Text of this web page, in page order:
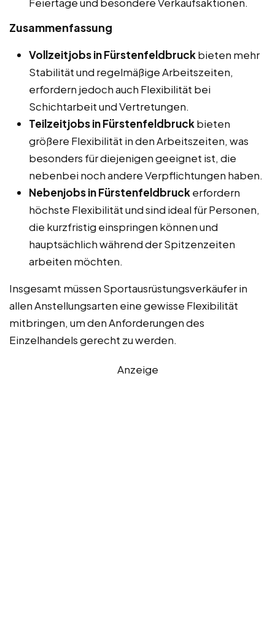
Zusammenfassung
Vollzeitjobs in Fürstenfeldbruckbieten mehr
Stabilität und regelmäßige Arbeitszeiten,
erfordern jedoch auch Flexibilität bei
Schichtarbeit und Vertretungen.
Teilzeitjobs in Fürstenfeldbruckbieten
größere Flexibilität in den Arbeitszeiten, was
besonders für diejenigen geeignet ist, die
nebenbei noch andere Verpflichtungen haben.
Nebenjobs in Fürstenfeldbruckerfordern
höchste Flexibilität und sind ideal für Personen,
die kurzfristig einspringen können und
hauptsächlich während der Spitzenzeiten
arbeiten möchten.
Insgesamt müssen Sportausrüstungsverkäufer in
allen Anstellungsarten eine gewisse Flexibilität
mitbringen, um den Anforderungen des
Einzelhandels gerecht zu werden.
Anzeige